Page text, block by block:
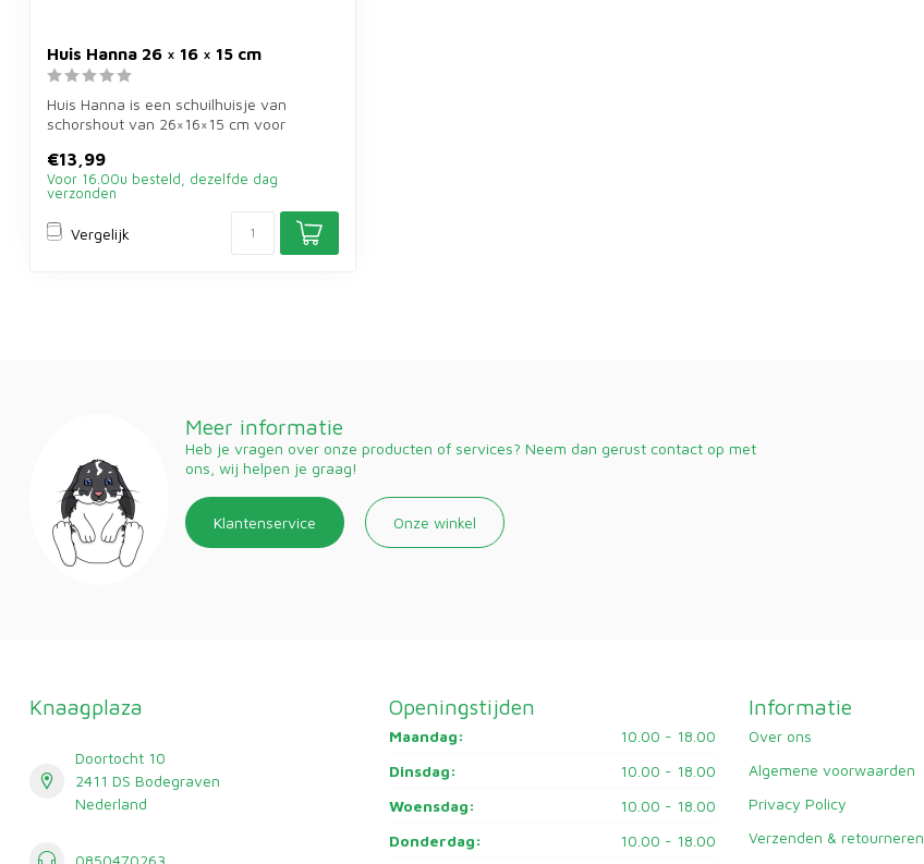
Huis Hanna 26 × 16 × 15 cm
Huis Hanna is een schuilhuisje van
schorshout van 26×16×15 cm voor
€13,99
Voor 16.00u besteld, dezelfde dag
verzonden
Vergelijk
Meer informatie
Heb je vragen over onze producten of services? Neem dan gerust contact op met
ons, wij helpen je graag!
Klantenservice Onze winkel
Knaagplaza
Doortocht 10
2411 DS Bodegraven
Nederland
0850470263
Openingstijden
Maandag:
10.00 - 18.00
Dinsdag:
10.00 - 18.00
Woensdag:
10.00 - 18.00
Donderdag:
10.00 - 18.00
Informatie
Over ons
Algemene voorwaarden
Privacy Policy
Verzenden & retourneren